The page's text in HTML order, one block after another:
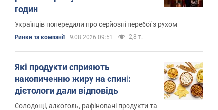
годин
Українців попередили про серйозні перебої з рухом
Ринки та компанії 9.08.2026 09:51 2,8 т.
Які продукти сприяють
накопиченню жиру на спині:
дієтологи дали відповідь
Солодощі, алкоголь, рафіновані продукти та